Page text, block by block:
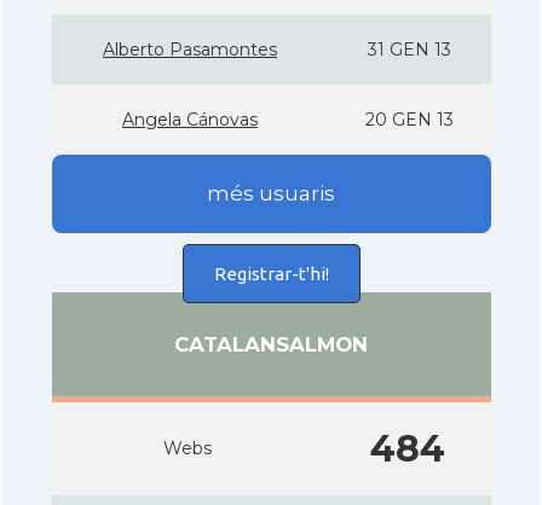
Alberto Pasamontes 31 GEN 13
Angela Cánovas 20 GEN 13
més usuaris
Registrar-t'hi!
CATALANSALMON
Webs 484